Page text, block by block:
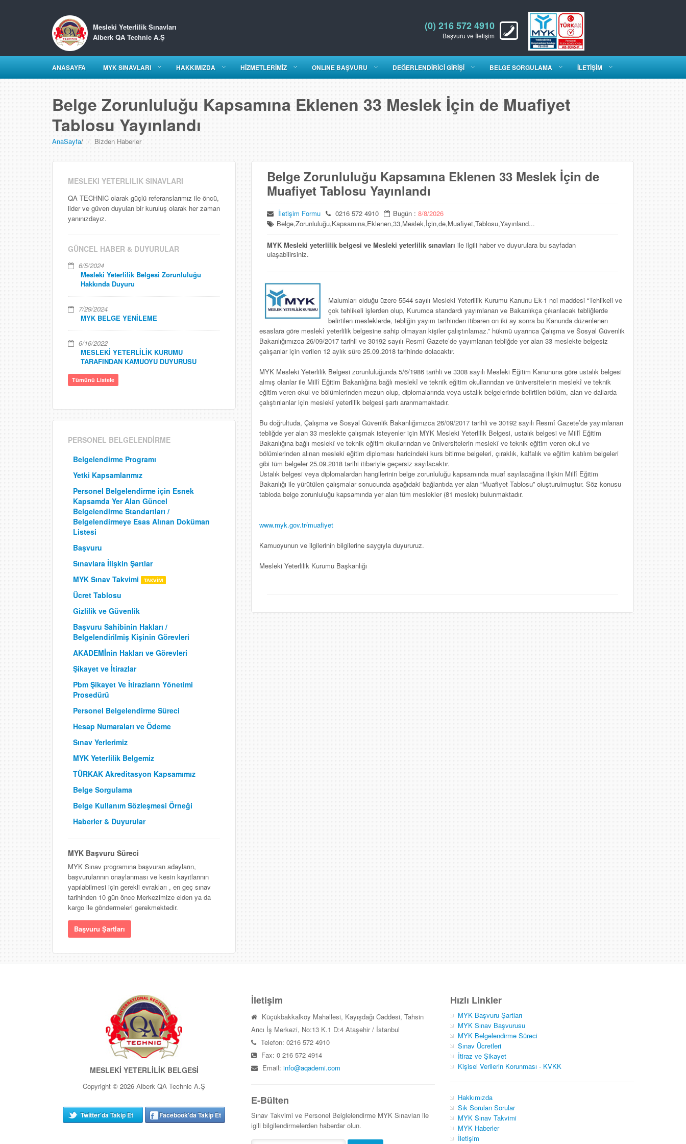
Mesleki Yeterlilik Sınavları
Alberk QA Technic A.Ş
(0) 216 572 4910
Başvuru ve İletişim
ANASAYFA MYK SINAVLARI HAKKIMIZDA HİZMETLERİMİZ ONLINE BAŞVURU DEĞERLENDİRİCİ GİRİŞİ BELGE SORGULAMA İLETİŞİM
Belge Zorunluluğu Kapsamına Eklenen 33 Meslek İçin de Muafiyet
Tablosu Yayınlandı
AnaSayfa/ Bizden Haberler
MESLEKI YETERLILIK SINAVLARI
QA TECHNIC olarak güçlü referanslarımız ile öncü,
lider ve güven duyulan bir kuruluş olarak her zaman
yanınızdayız.
GÜNCEL HABER & DUYURULAR
6/5/2024
Mesleki Yeterlilik Belgesi Zorunluluğu
Hakkında Duyuru
7/29/2024
MYK BELGE YENİLEME
6/16/2022
MESLEKİ YETERLİLİK KURUMU
TARAFINDAN KAMUOYU DUYURUSU
Tümünü Listele
PERSONEL BELGELENDİRME
Belgelendirme Programı
Yetki Kapsamlarımız
Personel Belgelendirme için Esnek
Kapsamda Yer Alan Güncel
Belgelendirme Standartları /
Belgelendirmeye Esas Alınan Doküman
Listesi
Başvuru
Sınavlara İlişkin Şartlar
MYK Sınav Takvimi
Ücret Tablosu
Gizlilik ve Güvenlik
Başvuru Sahibinin Hakları /
Belgelendirilmiş Kişinin Görevleri
AKADEMİnin Hakları ve Görevleri
Şikayet ve İtirazlar
Pbm Şikayet Ve İtirazların Yönetimi
Prosedürü
Personel Belgelendirme Süreci
Hesap Numaraları ve Ödeme
Sınav Yerlerimiz
MYK Yeterlilik Belgemiz
TÜRKAK Akreditasyon Kapsamımız
Belge Sorgulama
Belge Kullanım Sözleşmesi Örneği
Haberler & Duyurular
MYK Başvuru Süreci
MYK Sınav programına başvuran adayların,
başvurularının onaylanması ve kesin kayıtlarının
yapılabilmesi için gerekli evrakları , en geç sınav
tarihinden 10 gün önce Merkezimize elden ya da
kargo ile göndermeleri gerekmektedir.
Başvuru Şartları
Belge Zorunluluğu Kapsamına Eklenen 33 Meslek İçin de
Muafiyet Tablosu Yayınlandı
İletişim Formu 0216 572 4910 Bugün : 8/8/2026
Belge,Zorunluluğu,Kapsamına,Eklenen,33,Meslek,İçin,de,Muafiyet,Tablosu,Yayınland...
MYK Mesleki yeterlilik belgesi ve Mesleki yeterlilik sınavları ile ilgili haber ve duyurulara bu sayfadan
ulaşabilirsiniz.
Malumları olduğu üzere 5544 sayılı Mesleki Yeterlilik Kurumu Kanunu Ek-1 nci maddesi “Tehlikeli ve
çok tehlikeli işlerden olup, Kurumca standardı yayımlanan ve Bakanlıkça çıkarılacak tebliğlerde
belirtilen mesleklerde, tebliğin yayım tarihinden itibaren on iki ay sonra bu Kanunda düzenlenen
esaslara göre meslekî yeterlilik belgesine sahip olmayan kişiler çalıştırılamaz.” hükmü uyarınca Çalışma ve Sosyal Güvenlik
Bakanlığımızca 26/09/2017 tarihli ve 30192 sayılı Resmî Gazete’de yayımlanan tebliğde yer alan 33 meslekte belgesiz
çalışanlar için verilen 12 aylık süre 25.09.2018 tarihinde dolacaktır.
MYK Mesleki Yeterlilik Belgesi zorunluluğunda 5/6/1986 tarihli ve 3308 sayılı Mesleki Eğitim Kanununa göre ustalık belgesi
almış olanlar ile Millî Eğitim Bakanlığına bağlı meslekî ve teknik eğitim okullarından ve üniversitelerin meslekî ve teknik
eğitim veren okul ve bölümlerinden mezun olup, diplomalarında veya ustalık belgelerinde belirtilen bölüm, alan ve dallarda
çalıştırılanlar için meslekî yeterlilik belgesi şartı aranmamaktadır.
Bu doğrultuda, Çalışma ve Sosyal Güvenlik Bakanlığımızca 26/09/2017 tarihli ve 30192 sayılı Resmî Gazete’de yayımlanan
tebliğde yer alan 33 meslekte çalışmak isteyenler için MYK Mesleki Yeterlilik Belgesi, ustalık belgesi ve Millî Eğitim
Bakanlığına bağlı meslekî ve teknik eğitim okullarından ve üniversitelerin meslekî ve teknik eğitim veren okul ve
bölümlerinden alınan mesleki eğitim diploması haricindeki kurs bitirme belgeleri, çıraklık, kalfalık ve eğitim katılım belgeleri
gibi tüm belgeler 25.09.2018 tarihi itibariyle geçersiz sayılacaktır.
Ustalık belgesi veya diplomalardan hangilerinin belge zorunluluğu kapsamında muaf sayılacağına ilişkin Millî Eğitim
Bakanlığı ile yürütülen çalışmalar sonucunda aşağıdaki bağlantıda yer alan “Muafiyet Tablosu” oluşturulmuştur. Söz konusu
tabloda belge zorunluluğu kapsamında yer alan tüm meslekler (81 meslek) bulunmaktadır.
www.myk.gov.tr/muafiyet
Kamuoyunun ve ilgilerinin bilgilerine saygıyla duyururuz.
Mesleki Yeterlilik Kurumu Başkanlığı
MESLEKİ YETERLİLİK BELGESİ
Copyright © 2026 Alberk QA Technic A.Ş
Twitter'da Takip Et Facebook'da Takip Et
İletişim
Küçükbakkalköy Mahallesi, Kayışdağı Caddesi, Tahsin
Arıcı İş Merkezi, No:13 K.1 D:4 Ataşehir / İstanbul
Telefon: 0216 572 4910
Fax: 0 216 572 4914
Email:info@aqademi.com
E-Bülten
Sınav Takvimi ve Personel Belglelendirme MYK Sınavları ile
igili bilgilendirmelerden haberdar olun.
Hızlı Linkler
MYK Başvuru Şartları
MYK Sınav Başvurusu
MYK Belgelendirme Süreci
Sınav Ücretleri
İtiraz ve Şikayet
Kişisel Verilerin Korunması - KVKK
Hakkımızda
Sık Sorulan Sorular
MYK Sınav Takvimi
MYK Haberler
İletişim